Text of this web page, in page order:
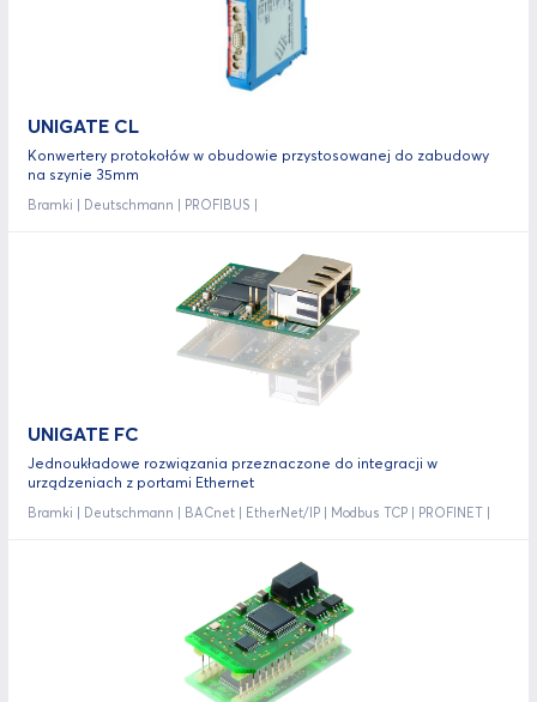
UNIGATE CL
Konwertery protokołów w obudowie przystosowanej do zabudowy
na szynie 35mm
Bramki | Deutschmann | PROFIBUS |
UNIGATE FC
Jednoukładowe rozwiązania przeznaczone do integracji w
urządzeniach z portami Ethernet
Bramki | Deutschmann | BACnet | EtherNet/IP | Modbus TCP | PROFINET |